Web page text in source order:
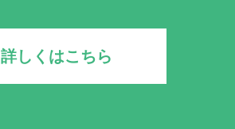
詳しくはこちら